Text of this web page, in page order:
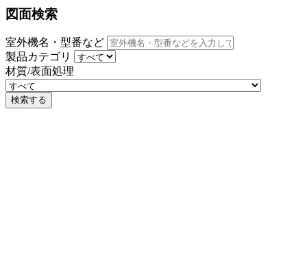
図面検索
室外機名・型番など
製品カテゴリ
材質/表面処理
検索する